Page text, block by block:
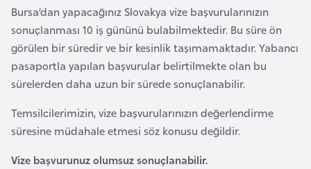
Bursa’dan yapacağınız Slovakya vize başvurularınızın
sonuçlanması 10 iş gününü bulabilmektedir. Bu süre ön
görülen bir süredir ve bir kesinlik taşımamaktadır. Yabancı
pasaportla yapılan başvurular belirtilmekte olan bu
sürelerden daha uzun bir sürede sonuçlanabilir.
Temsilcilerimizin, vize başvurularınızın değerlendirme
süresine müdahale etmesi söz konusu değildir.
Vize başvurunuz olumsuz sonuçlanabilir.
l
d
i
ş
i
i